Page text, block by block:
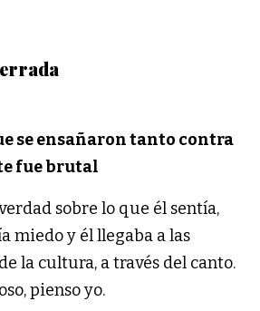
se ensañaron tanto contra
fue brutal
sobre lo que él sentía,
miedo y él llegaba a las
la cultura, a través del canto.
pienso yo.